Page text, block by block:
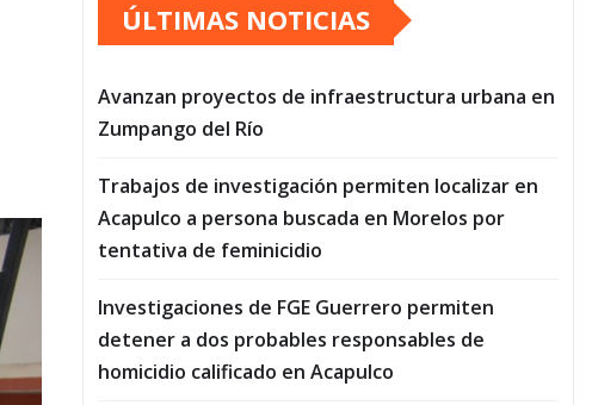
ÚLTIMAS NOTICIAS
Avanzan proyectos de infraestructura urbana en
Zumpango del Río
Trabajos de investigación permiten localizar en
Acapulco a persona buscada en Morelos por
tentativa de feminicidio
Investigaciones de FGE Guerrero permiten
detener a dos probables responsables de
homicidio calificado en Acapulco